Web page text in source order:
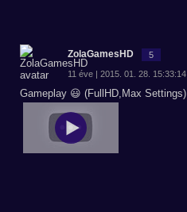
ZolaGamesHD 5
11 éve | 2015. 01. 28. 15:33:14
Gameplay 😃 (FullHD,Max Settings)